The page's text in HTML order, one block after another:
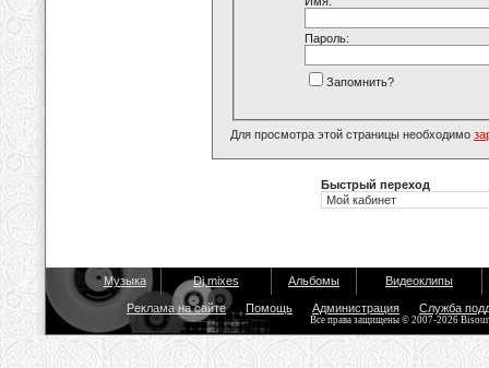
Пароль:
Запомнить?
Для просмотра этой страницы необходимо
Быстрый переход
Музыка Dj mixes Альбомы Видеоклипы
Реклама на сайте Помощь Администрация Служба
Все права защищены © 2007-2026